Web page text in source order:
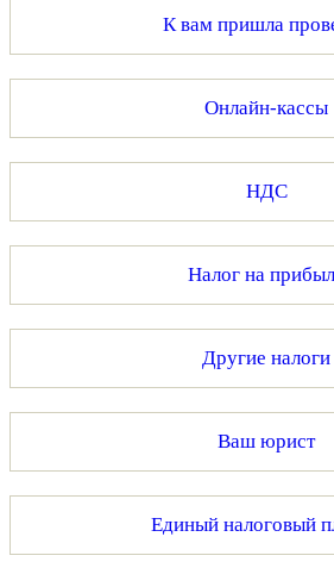
К вам пришла
Онлайн-кассы
НДС
Налог на
Другие налоги
Ваш юрист
Единый налоговый